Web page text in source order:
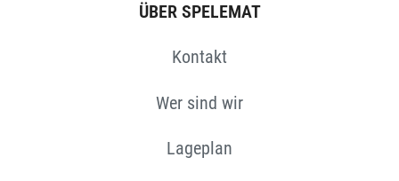
ÜBER SPELEMAT
Kontakt
Wer sind wir
Lageplan